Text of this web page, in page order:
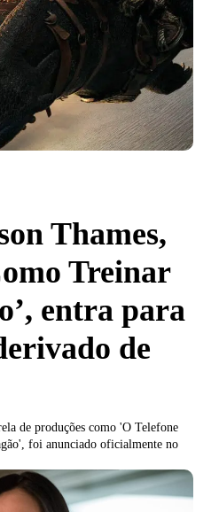
Thames,
Treinar
entra para
de
de produções como 'O Telefone
foi anunciado oficialmente no